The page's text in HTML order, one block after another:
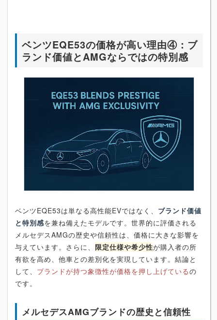
ベンツEQE53の価格が高い理由④：ブ
ランド価値とAMGならではの特別感
ベンツEQE53は単なる高性能EVではなく、 ブランド価値
と特別感を兼ね備えたモデルです。世界的に評価される
メルセデスAMGの歴史や信頼性は、価格に大きな影響を
与えています。さらに、 限定仕様や希少性が購入者の所
有欲を高め、他車との差別化を実現しています。結論と
して、 ブランドが持つ象徴性が価格を押し上げているの
です。
メルセデスAMGブランドの歴史と信頼性